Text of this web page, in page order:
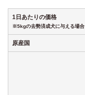
1日あたりの価格
※5kgの去勢済成犬に与える場合
原産国